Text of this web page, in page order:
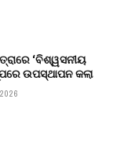
‘ବିଶ୍ୱସନୀୟ
ଉପସ୍ଥାପନ କଲା